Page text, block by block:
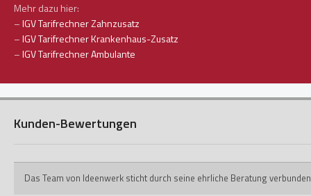
Mehr dazu hier:
–IGV Tarifrechner Zahnzusatz
–IGV Tarifrechner Krankenhaus-Zusatz
–IGV Tarifrechner Ambulante
Kunden-Bewertungen
Das Team von Ideenwerk sticht durch seine ehrliche Beratung